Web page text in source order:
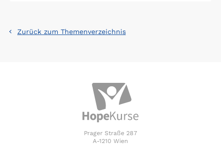
Zurück zum Themenverzeichnis
Prager Straße 287
A-1210 Wien